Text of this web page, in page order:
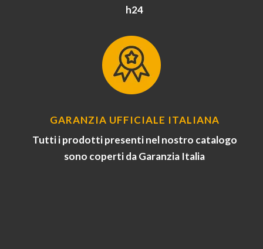
h24
GARANZIA UFFICIALE ITALIANA
Tutti i prodotti presenti nel nostro catalogo
sono coperti da Garanzia Italia